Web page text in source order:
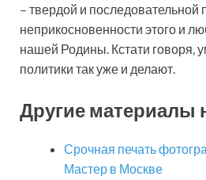
– твердой и последовательной
неприкосновенности этого и
нашей Родины. Кстати говоря,
политики так уже и делают.
Другие материалы
Срочная печать
Мастер в Москве